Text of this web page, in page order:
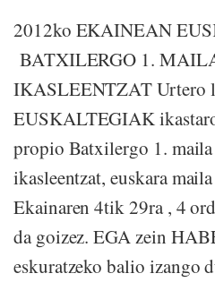
2012ko EKAINEAN
BATXILERGO 1.
IKASLEENTZAT Urtero
EUSKALTEGIAK
propio Batxilergo 1.
ikasleentzat, euskara
Ekainaren 4tik 29ra , 4
da goizez. EGA zein
eskuratzeko balio izango